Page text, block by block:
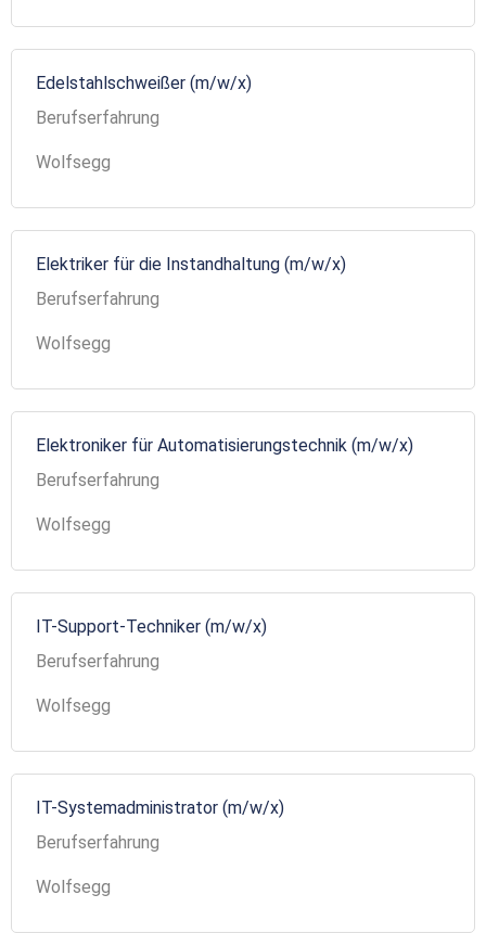
Edelstahlschweißer (m/w/x)
Berufserfahrung
Wolfsegg
Elektriker für die Instandhaltung (m/w/x)
Berufserfahrung
Wolfsegg
Elektroniker für Automatisierungstechnik (m/w/x)
Berufserfahrung
Wolfsegg
IT-Support-Techniker (m/w/x)
Berufserfahrung
Wolfsegg
IT-Systemadministrator (m/w/x)
Berufserfahrung
Wolfsegg